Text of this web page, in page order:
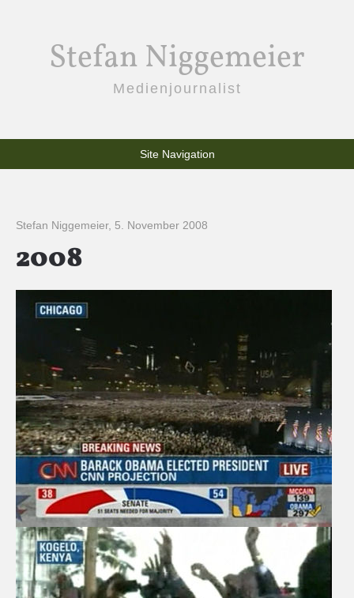
Stefan Niggemeier
Medienjournalist
Site Navigation
Stefan Niggemeier, 5. November 2008
2008